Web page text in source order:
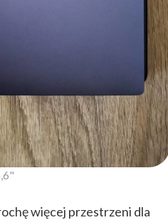
więcej przestrzeni dla